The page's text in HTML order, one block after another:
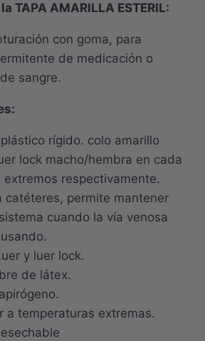
TAPA AMARILLA ESTERIL:
con goma, para
de medicación o
sangre.
rígido. colo amarillo
lock macho/hembra en cada
extremos respectivamente.
catéteres, permite mantener
cuando la vía venosa
y luer lock.
de látex.
a temperaturas extremas.